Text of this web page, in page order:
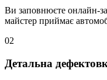
Ви заповнюєте онлайн-
майстер приймає
02
Детальна